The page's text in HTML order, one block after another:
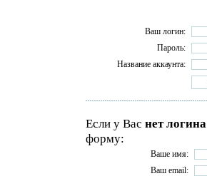
Ваш логин:
Пароль:
Название аккаунта:
Если у Вас нет логина
форму:
Ваше имя:
Ваш email: